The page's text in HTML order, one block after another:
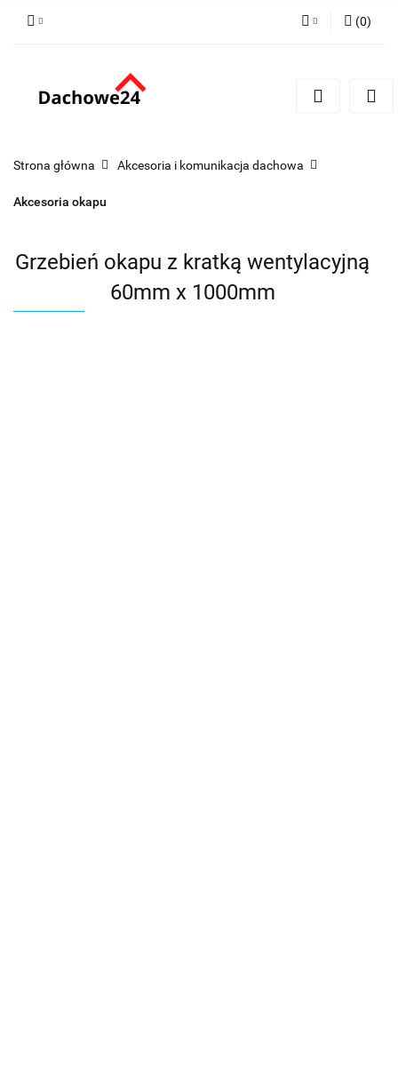
Zarejestruj się
(0)
Strona główna Akcesoria i komunikacja dachowa
Akcesoria okapu
Grzebień okapu z kratką wentylacyjną
60mm x 1000mm